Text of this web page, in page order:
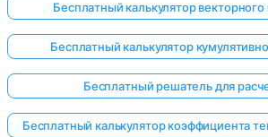
Бесплатный калькулятор
Бесплатный калькулятор
Бесплатный решатель для
Бесплатный калькулятор коэффициента